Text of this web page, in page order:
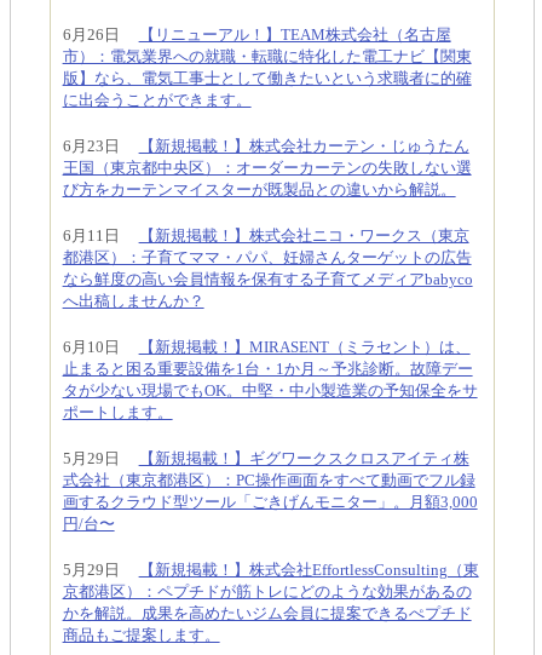
6月26日
【リニューアル！】TEAM株式会社（名古屋
市）：電気業界への就職・転職に特化した電工ナビ【関東
版】なら、電気工事士として働きたいという求職者に的確
に出会うことができます。
6月23日
【新規掲載！】株式会社カーテン・じゅうたん
王国（東京都中央区）：オーダーカーテンの失敗しない選
び方をカーテンマイスターが既製品との違いから解説。
6月11日
【新規掲載！】株式会社ニコ・ワークス（東京
都港区）：子育てママ・パパ、妊婦さんターゲットの広告
なら鮮度の高い会員情報を保有する子育てメディアbabyco
へ出稿しませんか？
6月10日
【新規掲載！】MIRASENT（ミラセント）は、
止まると困る重要設備を1台・1か月～予兆診断。故障デー
タが少ない現場でもOK。中堅・中小製造業の予知保全をサ
ポートします。
5月29日
【新規掲載！】ギグワークスクロスアイティ株
式会社（東京都港区）：PC操作画面をすべて動画でフル録
画するクラウド型ツール「ごきげんモニター」。月額3,000
円/台〜
5月29日
【新規掲載！】株式会社EffortlessConsulting（東
京都港区）：ペプチドが筋トレにどのような効果があるの
かを解説。成果を高めたいジム会員に提案できるぺプチド
商品もご提案します。